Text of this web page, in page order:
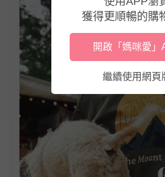
獲得更順暢的購
開啟「媽咪愛」
繼續使用網頁